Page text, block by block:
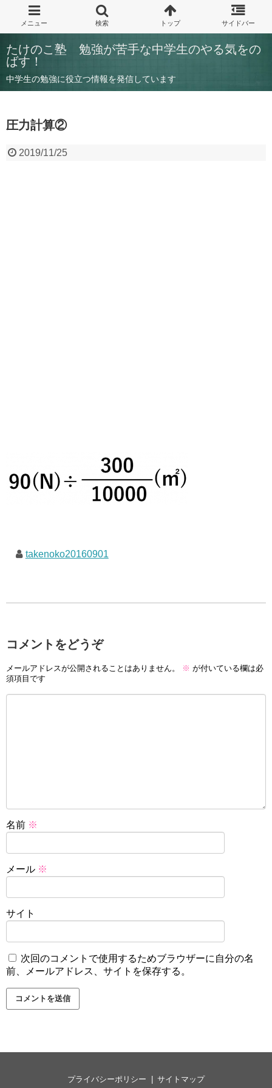
たけのこ塾 勉強が苦手な中学生のやる気をの
ばす！
中学生の勉強に役立つ情報を発信しています
圧力計算②
2019/11/25
takenoko20160901
コメントをどうぞ
メールアドレスが公開されることはありません。 ※ が付いている欄は必
須項目です
名前 ※
メール ※
サイト
次回のコメントで使用するためブラウザーに自分の名
前、メールアドレス、サイトを保存する。
プライバシーポリシー サイトマップ